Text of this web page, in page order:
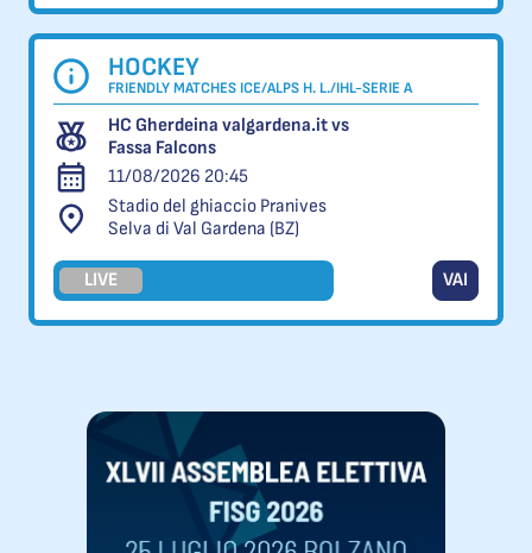
HOCKEY
FRIENDLY MATCHES ICE/ALPS H. L./IHL-SERIE A
HC Gherdeina valgardena.it vs
Fassa Falcons
11/08/2026 20:45
Stadio del ghiaccio Pranives
Selva di Val Gardena (BZ)
LIVE VAI